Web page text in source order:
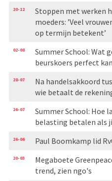
20-12
Stoppen met werken
moeders: ’Veel
op termijn betekent’
02-08
Summer School: Wat
beurskoers perfect
28-07
Na handelsakkoord
wie betaalt de
26-07
Summer School: Hoe
belasting betalen als
26-06 Paul Boomkamp lid
20-03
Megaboete
trend, zien ngo's